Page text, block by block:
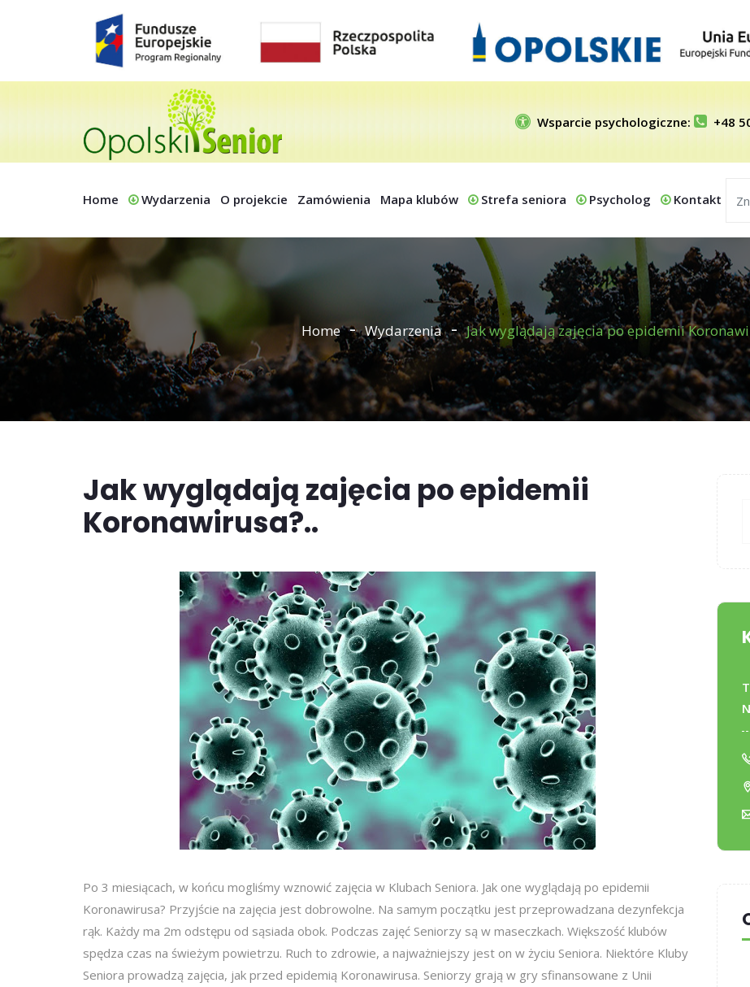
Wsparcie psychologiczne: +48
Home Wydarzenia O projekcie Zamówienia Mapa klubów Strefa seniora Psycholog Kontakt
Home Wydarzenia Jak wyglądają zajęcia po epidemii
Jak wyglądają zajęcia po epidemii
Koronawirusa?..
Po 3 miesiącach, w końcu mogliśmy wznowić zajęcia w Klubach Seniora. Jak one wyglądają po epidemii
Koronawirusa? Przyjście na zajęcia jest dobrowolne. Na samym początku jest przeprowadzana dezynfekcja
rąk. Każdy ma 2m odstępu od sąsiada obok. Podczas zajęć Seniorzy są w maseczkach. Większość klubów
spędza czas na świeżym powietrzu. Ruch to zdrowie, a najważniejszy jest on w życiu Seniora. Niektóre Kluby
Seniora prowadzą zajęcia, jak przed epidemią Koronawirusa. Seniorzy grają w gry sfinansowane z Unii